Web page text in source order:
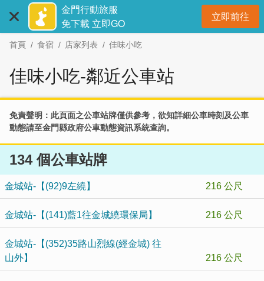
主
金門行動旅服
免下載 立即GO
立即前往開
首頁 食宿 店家列表 佳味小吃
佳味小吃-鄰近公車站
免責聲明：此頁面之公車站牌僅供參考，欲知詳細公車時刻及公車
動態請至金門縣政府公車動態資訊系統查詢。
134 個公車站牌
金城站-【(92)9左繞】 216 公尺
金城站-【(141)藍1往金城繞環保局】 216 公尺
金城站-【(352)35路山烈線(經金城) 往
山外】
216 公尺